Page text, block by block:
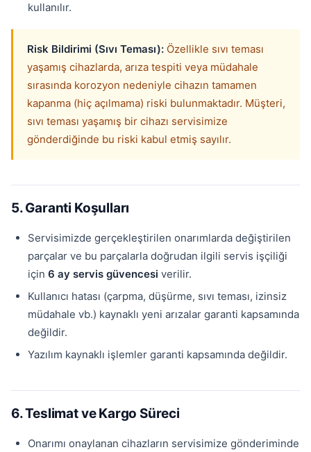
kullanılır.
Risk Bildirimi (Sıvı Teması): Özellikle sıvı teması
yaşamış cihazlarda, arıza tespiti veya müdahale
sırasında korozyon nedeniyle cihazın tamamen
kapanma (hiç açılmama) riski bulunmaktadır. Müşteri,
sıvı teması yaşamış bir cihazı servisimize
gönderdiğinde bu riski kabul etmiş sayılır.
5. Garanti Koşulları
Servisimizde gerçekleştirilen onarımlarda değiştirilen
parçalar ve bu parçalarla doğrudan ilgili servis işçiliği
için 6 ay servis güvencesi verilir.
Kullanıcı hatası (çarpma, düşürme, sıvı teması, izinsiz
müdahale vb.) kaynaklı yeni arızalar garanti kapsamında
değildir.
Yazılım kaynaklı işlemler garanti kapsamında değildir.
6. Teslimat ve Kargo Süreci
Onarımı onaylanan cihazların servisimize gönderiminde